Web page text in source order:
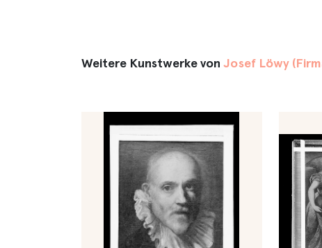
Weitere Kunstwerke vonJosef Löwy